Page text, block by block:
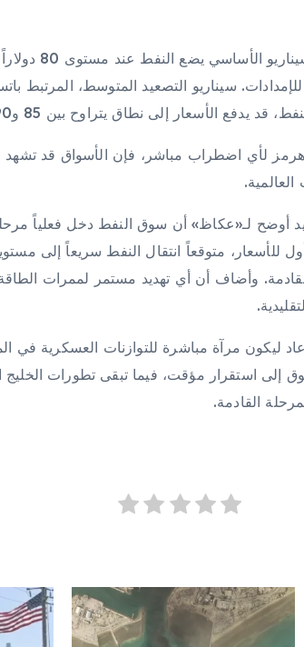
تقديرات خبراء
سيناريو التصعيد المتوسط، المرتبط
الأسعار إلى نطاق يتراوح بين 85 و90 دولاراً للبرميل.
لأي اضطراب مباشر، فإن الأسواق قد تشهد
أوضح لـ«عكاظ» أن سوق النفط دخل فعلياً
للأسعار، متوقعاً انتقال النفط سريعاً إلى
وأضاف أن أي تهديد مستمر لممرات
ليكون مرآة مباشرة للتوازنات العسكرية في
إلى استقرار مؤقت، فيما تبقى تطورات
القادمة.